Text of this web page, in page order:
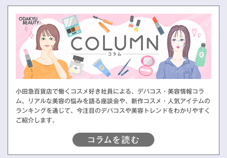
小田急百貨店で働くコスメ好き社員による、デパコス・美容情報コラ
ム。リアルな美容の悩みを語る座談会や、新作コスメ・人気アイテムの
ランキングを通じて、今注目のデパコスや美容トレンドをわかりやすく
ご紹介します。